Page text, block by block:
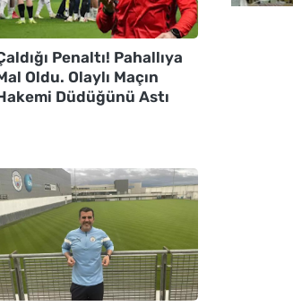
Penaltı! Pahallıya
Oldu. Olaylı Maçın
Düdüğünü Astı